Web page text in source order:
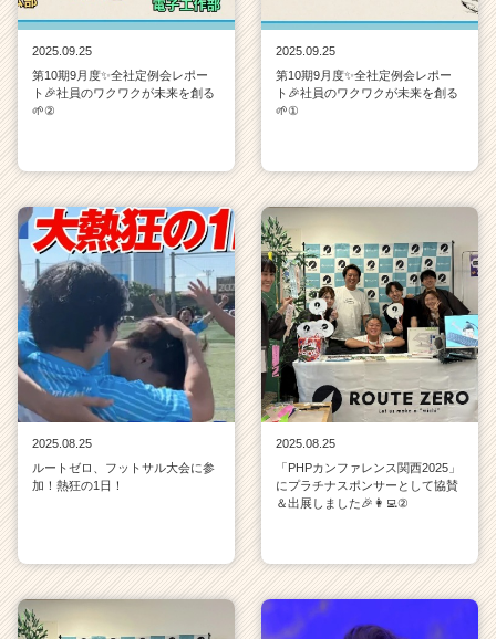
2025.09.25
第10期9月度✨全社定例会レポー
ト🎉社員のワクワクが未来を創る
🌱②
2025.09.25
第10期9月度✨全社定例会レポー
ト🎉社員のワクワクが未来を創る
🌱①
2025.08.25
ルートゼロ、フットサル大会に参
加！熱狂の1日！
2025.08.25
「PHPカンファレンス関西2025」
にプラチナスポンサーとして協賛
＆出展しました🎉👩‍💻②